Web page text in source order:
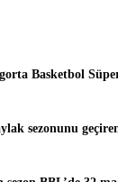
Basketbol
sezonunu